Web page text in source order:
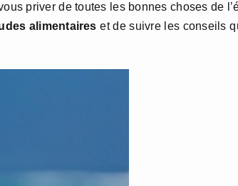
priver de toutes les bonnes choses de
alimentaires et de suivre les conseils